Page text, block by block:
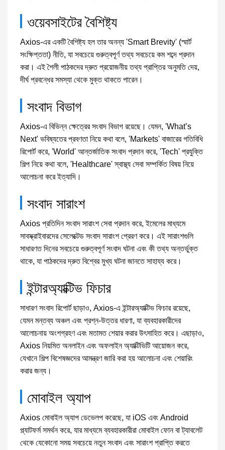
ওয়েবসাইটের বৈশিষ্ট্য
Axios-এর একটি বৈশিষ্ট্য হল তার অনন্য 'Smart Brevity' (স্মার্ট
সংক্ষিপ্ততা) নীতি, যা সবচেয়ে গুরুত্বপূর্ণ তথ্য সবচেয়ে কম শব্দে প্রদান
করা। এই শৈলী পাঠকদের দ্রুত প্রয়োজনীয় তথ্য প্রাপ্তির অনুমতি দেয়,
দীর্ঘ প্রবন্ধের সমস্যা থেকে মুক্ত থাকতে পারেন।
সংবাদ বিভাগ
Axios-এ বিভিন্ন ক্ষেত্রের সংবাদ বিভাগ রয়েছে। যেমন, 'What’s
Next' ভবিষ্যতের প্রবণতা নিয়ে কথা বলে, 'Markets' বাজারের গতিবিধি
রিপোর্ট করে, 'World' আন্তর্জাতিক সংবাদ প্রদান করে, 'Tech' প্রযুক্তি
শিল্প নিয়ে কথা বলে, 'Healthcare' স্বাস্থ্য সেবা সম্পর্কিত বিষয় নিয়ে
আলোচনা করে ইত্যাদি।
সংবাদ সারাংশ
Axios প্রতিদিন সংবাদ সারাংশ সেবা প্রদান করে, ইমেলের মাধ্যমে
সাবস্ক্রাইবারদের সেলেক্টেড সংবাদ সারাংশ প্রেরণ করে। এই সারাংশগুলি
সাধারণত দিনের সবচেয়ে গুরুত্বপূর্ণ সংবাদ ঘটনা এবং কী তথ্য অন্তর্ভুক্ত
থাকে, যা পাঠকদের দ্রুত বিশ্বের মুখ্য ঘটনা জানতে সাহায্য করে।
ইন্টারঅ্যাক্টিভ ফিচার
সাধারণ সংবাদ রিপোর্ট ছাড়াও, Axios-এ ইন্টারঅ্যাক্টিভ ফিচার রয়েছে,
যেমন মন্তব্য অঞ্চল এবং প্রশ্ন-উত্তর ধারণা, যা ব্যবহারকারীদের
আলোচনায় অংশগ্রহণ এবং মতামত শেয়ার করার উৎসাহিত করে। এছাড়াও,
Axios নিয়মিত অনলাইন এবং অফলাইন অ্যাক্টিভিটি আয়োজন করে,
যেখানে শিল্প বিশেষজ্ঞদের আমন্ত্রণ জারি করা হয় আলোচনা এবং শেয়ারিং
করার জন্য।
মোবাইল অ্যাপ
Axios মোবাইল অ্যাপ ডেভেলপ করেছে, যা iOS এবং Android
প্ল্যাটফর্ম সমর্থন করে, যার মাধ্যমে ব্যবহারকারীরা মোবাইল ফোন বা ট্যাবলেট
থেকে যেকোনো সময় সবচেয়ে নতুন সংবাদ এবং সারাংশ প্রাপ্তি করতে